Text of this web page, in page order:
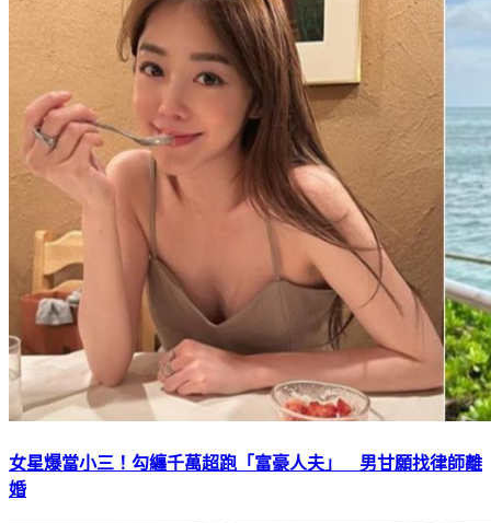
女星爆當小三！勾纏千萬超跑「富豪人夫」 男甘願找律師離
婚